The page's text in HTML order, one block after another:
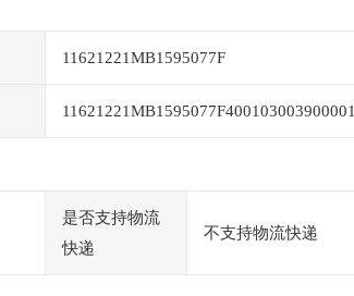
11621221MB1595077F
11621221MB1595077F400103003900001
是否支持物流
快递
不支持物流快递